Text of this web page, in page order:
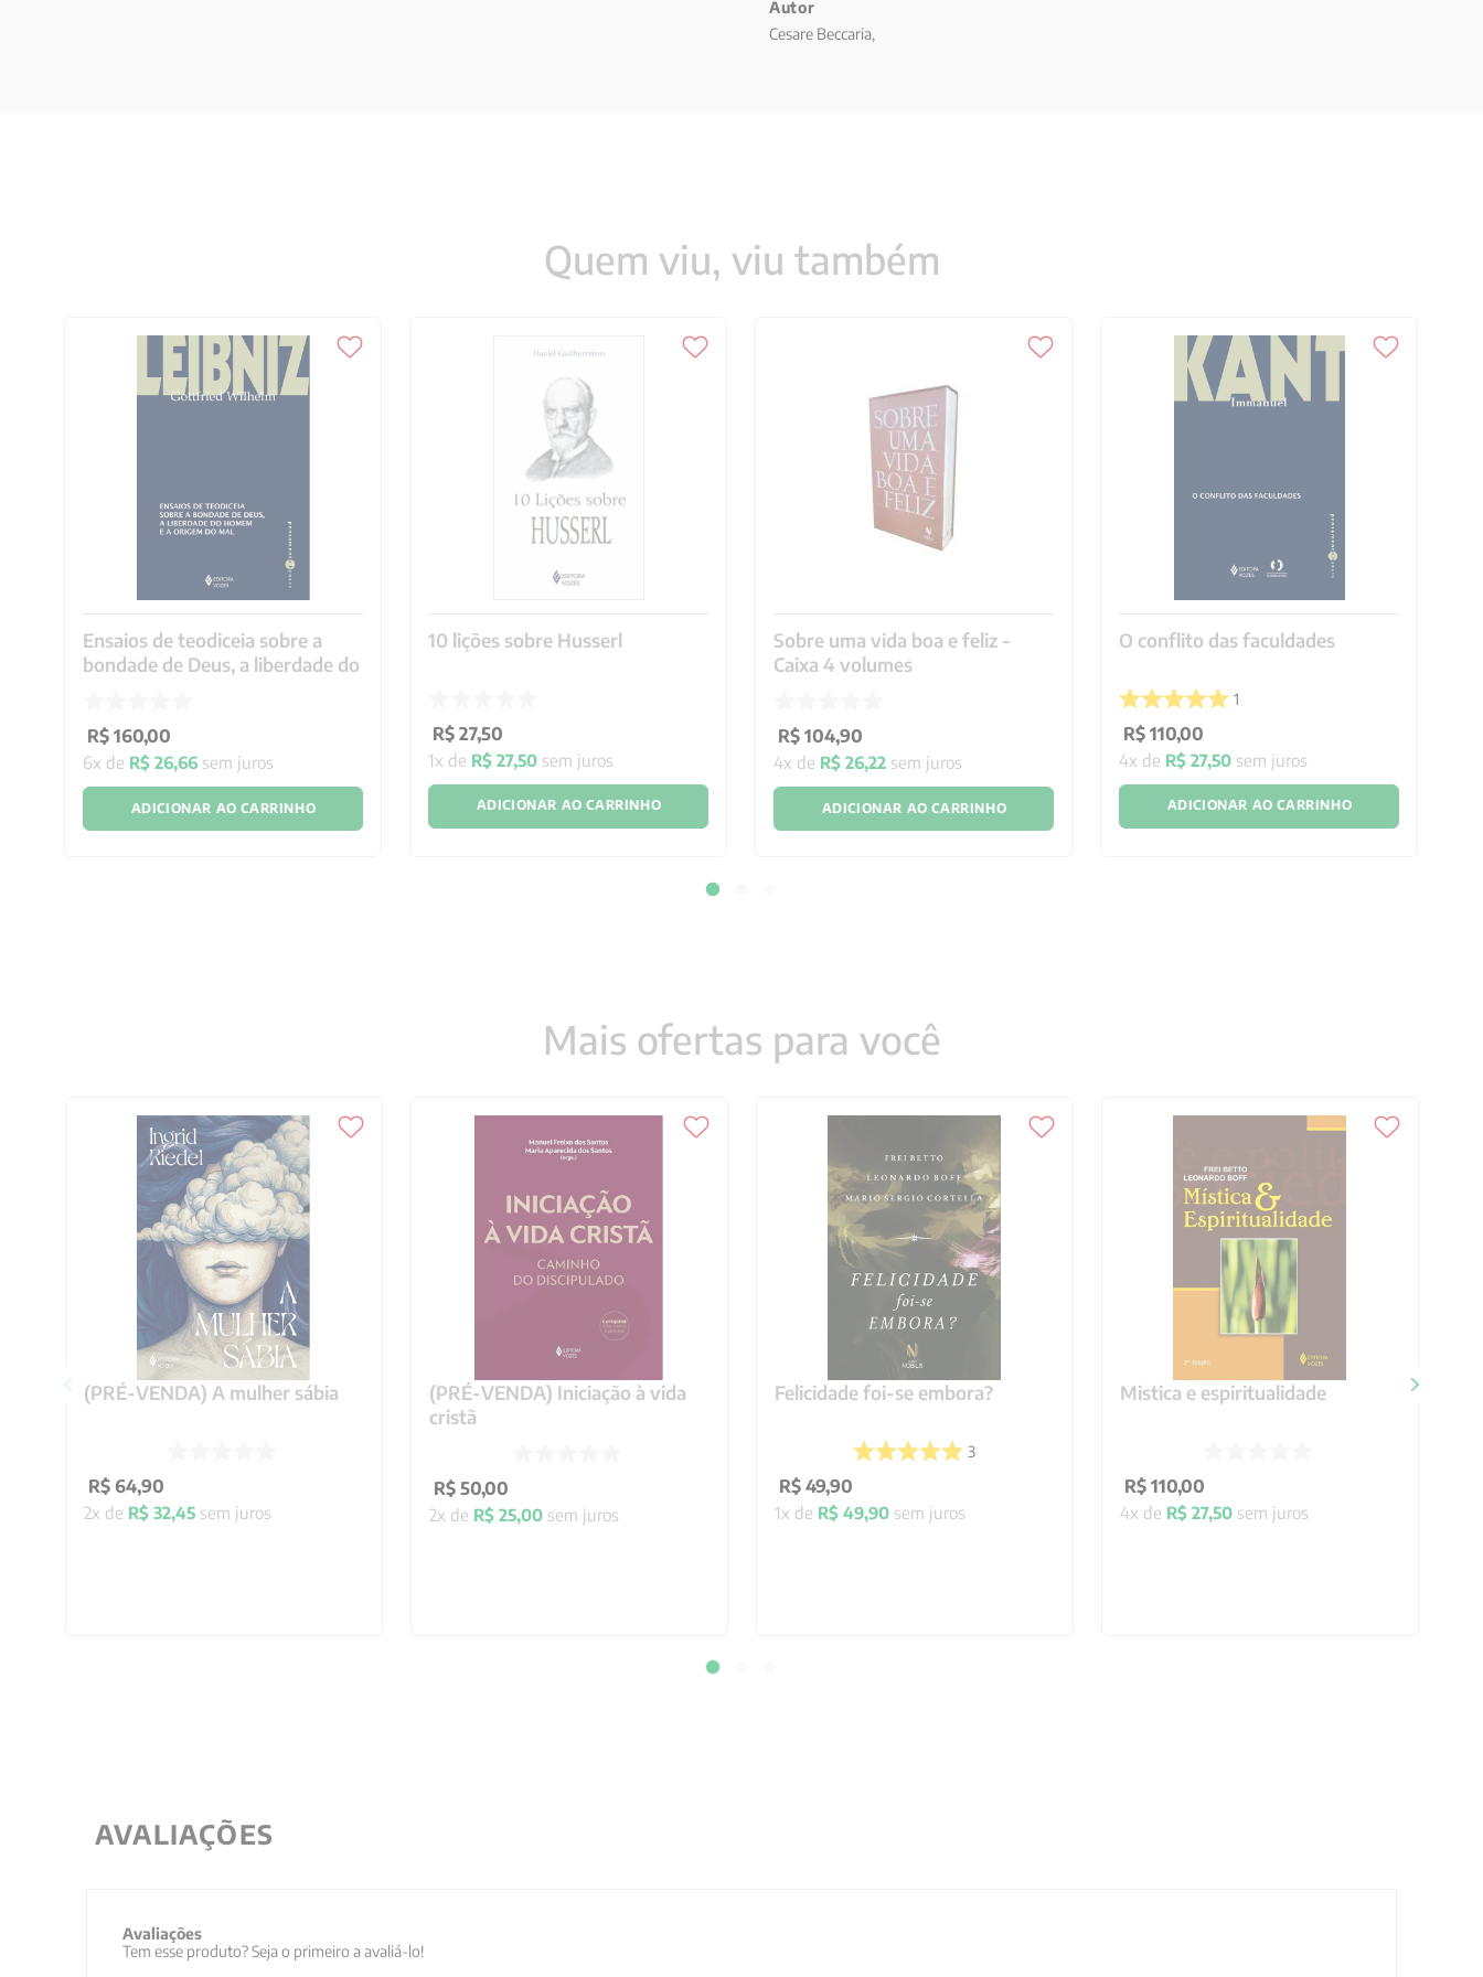
Autor
Cesare Beccaria,
Quem viu, viu também
Ensaios de teodiceia sobre a
bondade de Deus, a liberdade do
R$ 160,00
6x de R$ 26,66 sem juros
ADICIONAR AO CARRINHO
10 lições sobre Husserl
R$ 27,50
1x de R$ 27,50 sem juros
ADICIONAR AO CARRINHO
Sobre uma vida boa e feliz -
Caixa 4 volumes
R$ 104,90
4x de R$ 26,22 sem juros
ADICIONAR AO CARRINHO
O conflito das faculdades
1
R$ 110,00
4x de R$ 27,50 sem juros
ADICIONAR AO CARRINHO
Mais ofertas para você
(PRÉ-VENDA) A mulher sábia
R$ 64,90
2x de R$ 32,45sem juros
(PRÉ-VENDA) Iniciação à vida
cristã
R$ 50,00
2x de R$ 25,00sem juros
Felicidade foi-se embora?
3
R$ 49,90
1x de R$ 49,90sem juros
Mistica e espiritualidade
R$ 110,00
4x de R$ 27,50sem juros
AVALIAÇÕES
Avaliações
Tem esse produto? Seja o primeiro a avaliá-lo!